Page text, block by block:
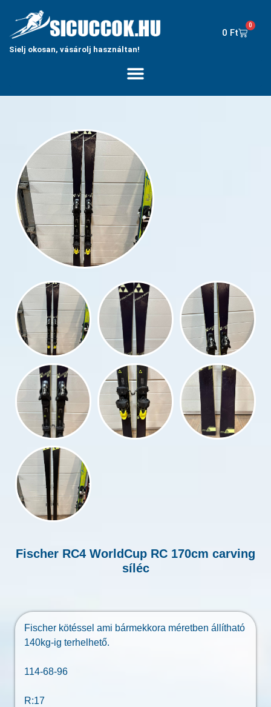
Sielj okosan, vásárolj használtan!
0 Ft
0
Fischer RC4 WorldCup RC 170cm carving
síléc
Fischer kötéssel ami bármekkora méretben állítható
140kg-ig terhelhető.
114-68-96
R:17